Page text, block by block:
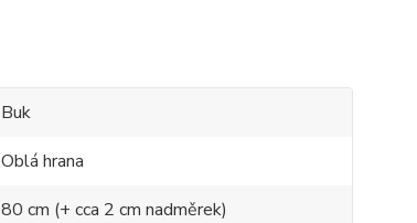
Buk
Oblá hrana
80 cm (+ cca 2 cm nadměrek)